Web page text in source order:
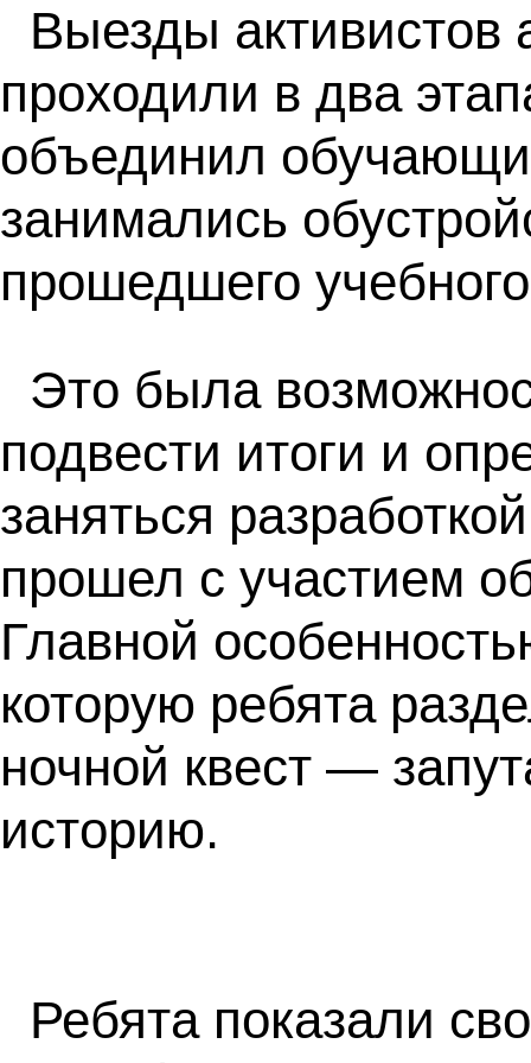
Выезды активистов
проходили в два
объединил
занимались
прошедшего
Это была
подвести итоги и
заняться
прошел с участием
Главной
которую ребята
ночной квест —
историю.
Ребята показали